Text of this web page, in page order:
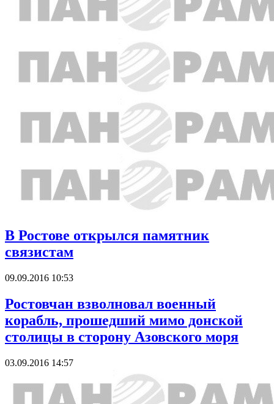
В Ростове открылся памятник
связистам
09.09.2016 10:53
Ростовчан взволновал военный
корабль, прошедший мимо донской
столицы в сторону Азовского моря
03.09.2016 14:57